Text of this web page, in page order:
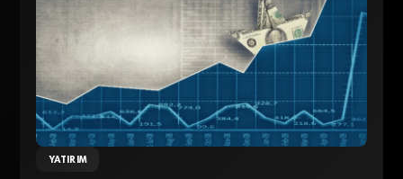
YATIRIM